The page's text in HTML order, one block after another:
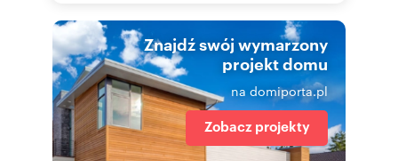
Znajdź swój wymarzony
projekt domu
na domiporta.pl
Zobacz projekty